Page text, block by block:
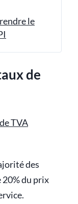
le
de
TVA
des
20% du prix